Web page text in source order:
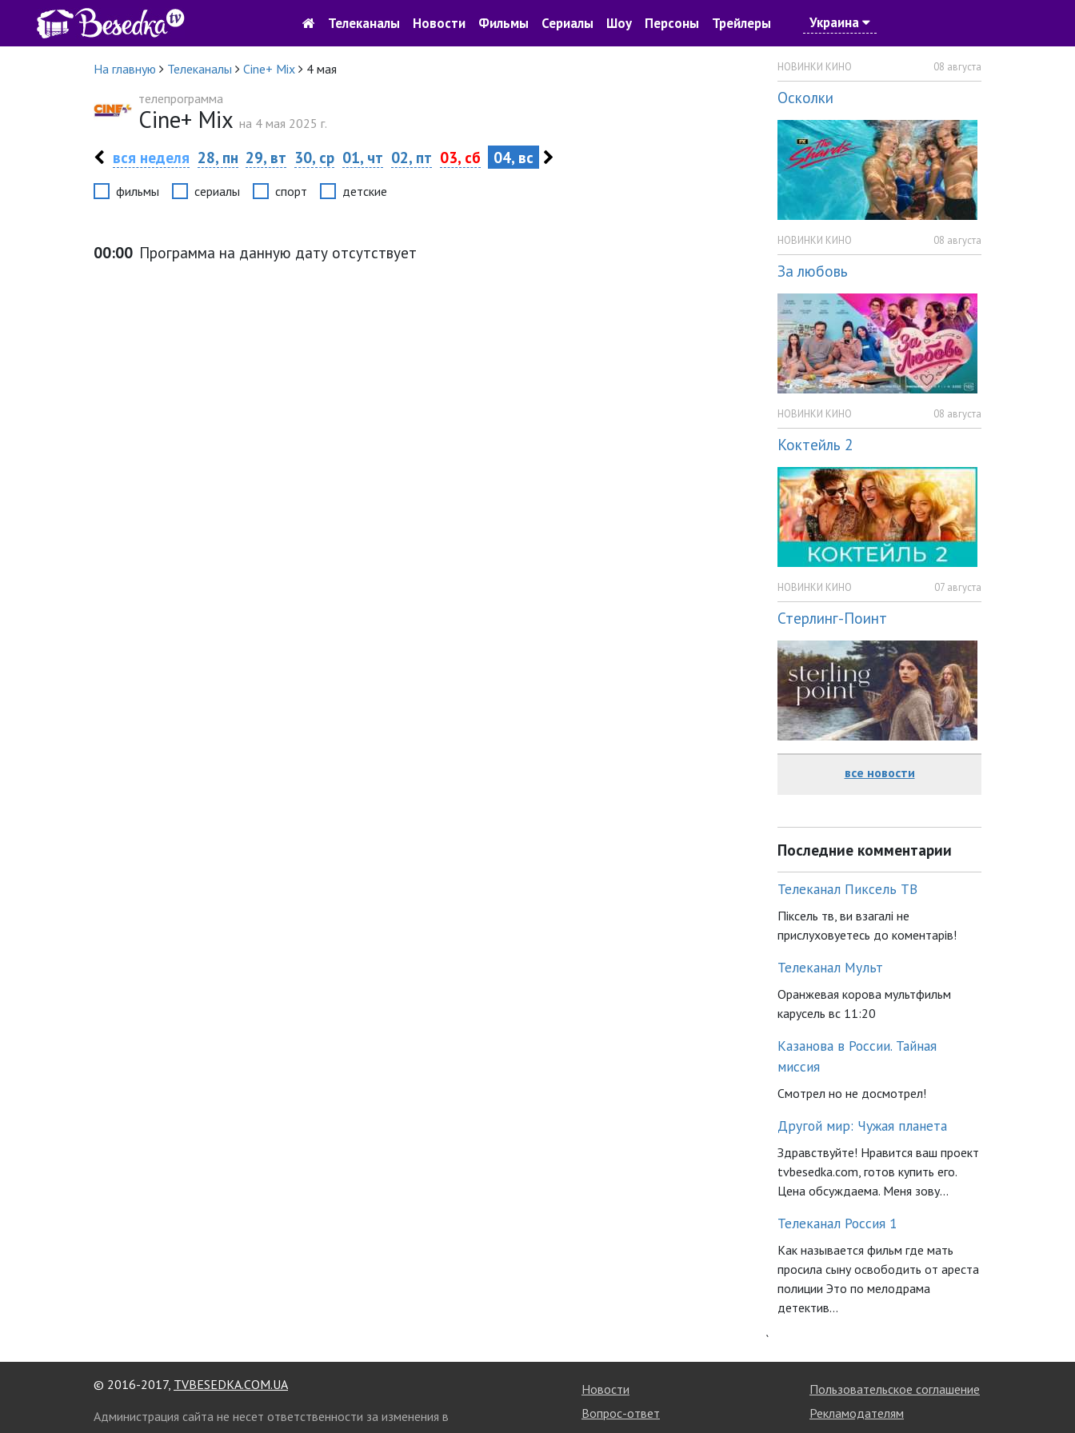
Телеканалы Новости Фильмы Сериалы Шоу Персоны Трейлеры Украина
На главную Телеканалы Cine+ Mix
4 мая
телепрограмма
Cine+ Mix на 4 мая 2025 г.
вся неделя 28, пн 29, вт 30, ср 01, чт 02, пт 03, сб 04, вс
фильмы сериалы спорт детские
00:00 Программа на данную дату отсутствует
НОВИНКИ КИНО 08 августа
Осколки
НОВИНКИ КИНО 08 августа
За любовь
НОВИНКИ КИНО 08 августа
Коктейль 2
НОВИНКИ КИНО 07 августа
Стерлинг-Поинт
все новости
Последние комментарии
Телеканал Пиксель ТВ
Піксель тв, ви взагалі не
прислуховуетесь до коментарів!
Телеканал Мульт
Оранжевая корова мультфильм
карусель вс 11:20
Казанова в России. Тайная
миссия
Смотрел но не досмотрел!
Другой мир: Чужая планета
Здравствуйте! Нравится ваш проект
tvbesedka.com, готов купить его.
Цена обсуждаема. Меня зову...
Телеканал Россия 1
Как называется фильм где мать
просила сыну освободить от ареста
полиции Это по мелодрама
детектив...
`
© 2016-2017, TVBESEDKA.COM.UA
Администрация сайта не несет ответственности за изменения в
Новости
Вопрос-ответ
Пользовательское соглашение
Рекламодателям